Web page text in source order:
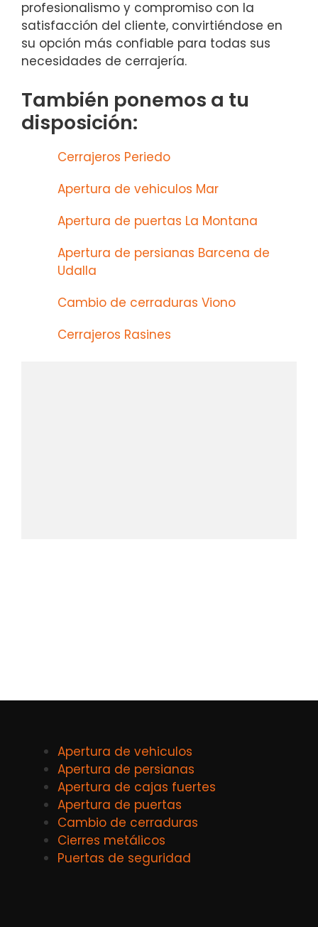
profesionalismo y compromiso con la
satisfacción del cliente, convirtiéndose en
su opción más confiable para todas sus
necesidades de cerrajería.
También ponemos a tu
disposición:
Cerrajeros Periedo
Apertura de vehiculos Mar
Apertura de puertas La Montana
Apertura de persianas Barcena de
Udalla
Cambio de cerraduras Viono
Cerrajeros Rasines
Apertura de vehiculos
Apertura de persianas
Apertura de cajas fuertes
Apertura de puertas
Cambio de cerraduras
Cierres metálicos
Puertas de seguridad